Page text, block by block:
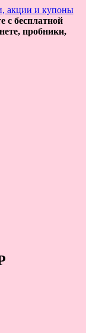
с бесплатной
пробники,